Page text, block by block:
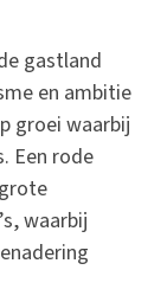
gastland
en ambitie
groei waarbij
Een rode
waarbij